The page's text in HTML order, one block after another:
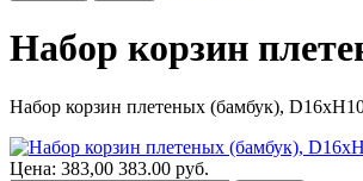
Набор корзин
Набор корзин плетеных (бамбук),
Цена: 383,00 383.00 руб.